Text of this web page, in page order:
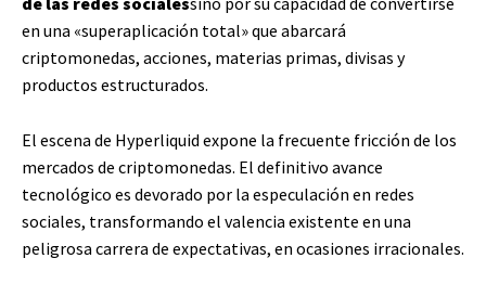
en una «superaplicación total» que abarcará
criptomonedas, acciones, materias primas, divisas y
productos estructurados.
El escena de Hyperliquid expone la frecuente fricción de los
mercados de criptomonedas. El definitivo avance
tecnológico es devorado por la especulación en redes
sociales, transformando el valencia existente en una
peligrosa carrera de expectativas, en ocasiones irracionales.